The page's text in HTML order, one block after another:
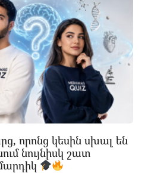
որոնց կեսին սխալ են
նույնիսկ շատ